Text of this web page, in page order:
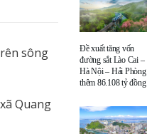
sông
Quang
Đề xuất tăng vốn
đường sắt Lào Cai –
Hà Nội – Hải Phòng
thêm 86.108 tỷ đồng